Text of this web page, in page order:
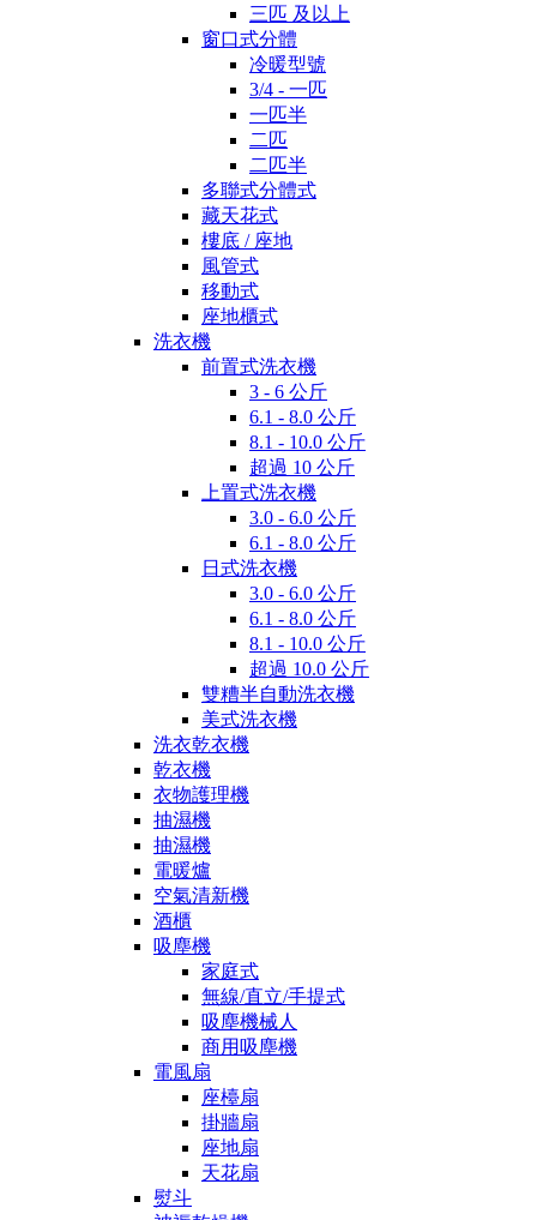
三匹 及以上
窗口式分體
冷暖型號
3/4 - 一匹
一匹半
二匹
二匹半
多聯式分體式
藏天花式
樓底 / 座地
風管式
移動式
座地櫃式
洗衣機
前置式洗衣機
3 - 6 公斤
6.1 - 8.0 公斤
8.1 - 10.0 公斤
超過 10 公斤
上置式洗衣機
3.0 - 6.0 公斤
6.1 - 8.0 公斤
日式洗衣機
3.0 - 6.0 公斤
6.1 - 8.0 公斤
8.1 - 10.0 公斤
超過 10.0 公斤
雙糟半自動洗衣機
美式洗衣機
洗衣乾衣機
乾衣機
衣物護理機
抽濕機
抽濕機
電暖爐
空氣清新機
酒櫃
吸塵機
家庭式
無線/直立/手提式
吸塵機械人
商用吸塵機
電風扇
座檯扇
掛牆扇
座地扇
天花扇
熨斗